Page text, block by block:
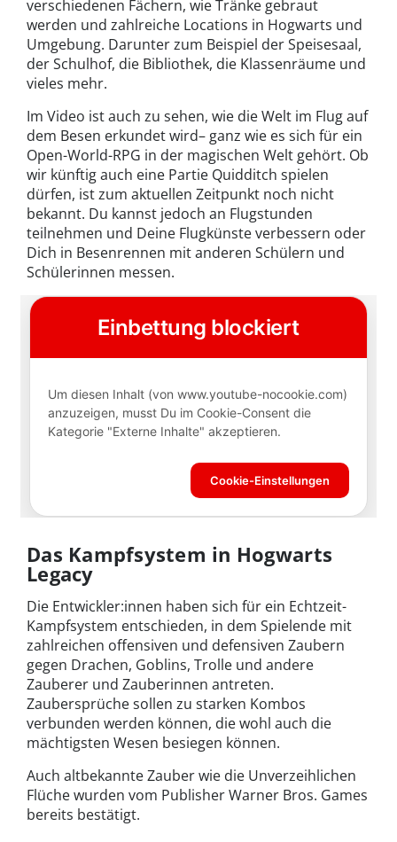
verschiedenen Fächern, wie Tränke gebraut
werden und zahlreiche Locations in Hogwarts und
Umgebung. Darunter zum Beispiel der Speisesaal,
der Schulhof, die Bibliothek, die Klassenräume und
vieles mehr.
Im Video ist auch zu sehen, wie die Welt im Flug auf
dem Besen erkundet wird– ganz wie es sich für ein
Open-World-RPG in der magischen Welt gehört. Ob
wir künftig auch eine Partie Quidditch spielen
dürfen, ist zum aktuellen Zeitpunkt noch nicht
bekannt. Du kannst jedoch an Flugstunden
teilnehmen und Deine Flugkünste verbessern oder
Dich in Besenrennen mit anderen Schülern und
Schülerinnen messen.
Das Kampfsystem in Hogwarts
Legacy
Die Entwickler:innen haben sich für ein Echtzeit-
Kampfsystem entschieden, in dem Spielende mit
zahlreichen offensiven und defensiven Zaubern
gegen Drachen, Goblins, Trolle und andere
Zauberer und Zauberinnen antreten.
Zaubersprüche sollen zu starken Kombos
verbunden werden können, die wohl auch die
mächtigsten Wesen besiegen können.
Auch altbekannte Zauber wie die Unverzeihlichen
Flüche wurden vom Publisher Warner Bros. Games
bereits bestätigt.